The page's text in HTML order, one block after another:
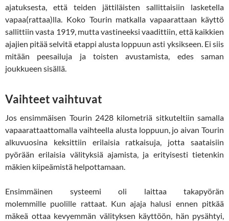
ajatuksesta, että teiden jättiläisten sallittaisiin lasketella
vapaa(rattaa)lla. Koko Tourin matkalla vapaarattaan käyttö
sallittiin vasta 1919, mutta vastineeksi vaadittiin, että kaikkien
ajajien pitää selvitä etappi alusta loppuun asti yksikseen. Ei siis
mitään peesailuja ja toisten avustamista, edes saman
joukkueen sisällä.
Vaihteet vaihtuvat
Jos ensimmäisen Tourin 2428 kilometriä sitkuteltiin samalla
vapaarattaattomalla vaihteella alusta loppuun, jo aivan Tourin
alkuvuosina keksittiin erilaisia ratkaisuja, jotta saataisiin
pyörään erilaisia välityksiä ajamista, ja erityisesti tietenkin
mäkien kiipeämistä helpottamaan.
Ensimmäinen systeemi oli laittaa takapyörän
molemmille puolille rattaat. Kun ajaja halusi ennen pitkää
mäkeä ottaa kevyemmän välityksen käyttöön, hän pysähtyi,